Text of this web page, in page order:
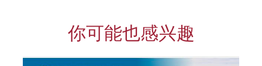
你可能也感兴趣